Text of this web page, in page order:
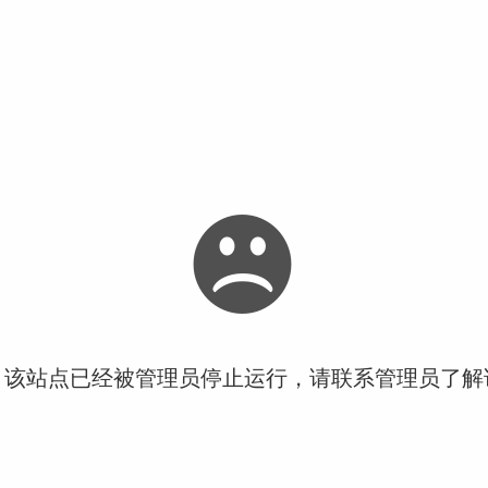
站点已经被管理员停止运行，请联系管理员了